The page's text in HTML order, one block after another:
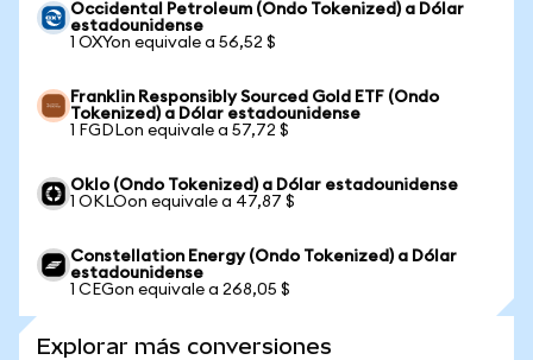
Occidental Petroleum (Ondo Tokenized) a Dólar
estadounidense
1 OXYon equivale a 56,52 $
Franklin Responsibly Sourced Gold ETF (Ondo
Tokenized) a Dólar estadounidense
1 FGDLon equivale a 57,72 $
Oklo (Ondo Tokenized) a Dólar estadounidense
1 OKLOon equivale a 47,87 $
Constellation Energy (Ondo Tokenized) a Dólar
estadounidense
1 CEGon equivale a 268,05 $
Explorar más conversiones